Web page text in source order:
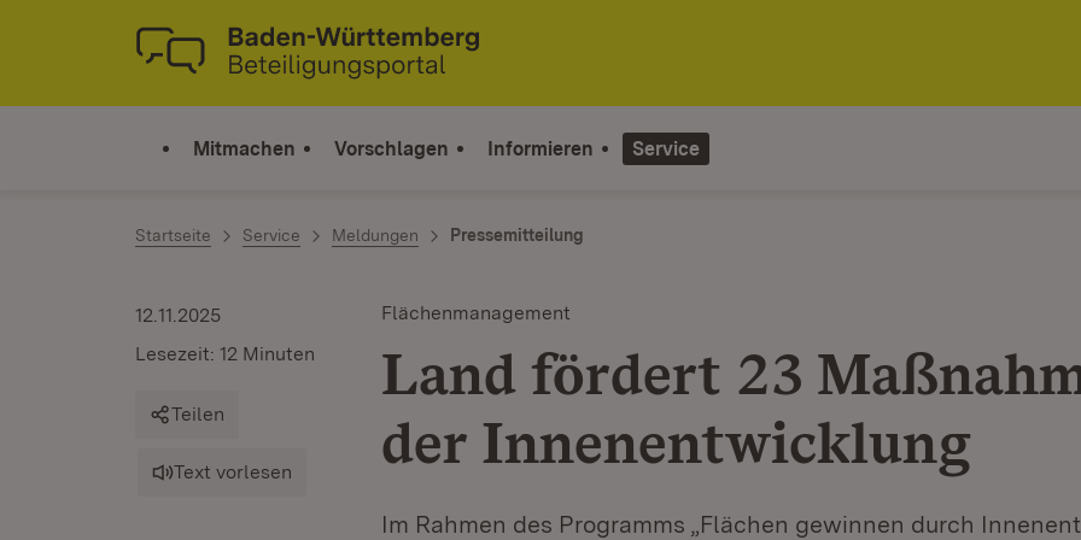
Zum Inhalt springen
Link zur Startseite
Mitmachen Vorschlagen Informieren Service
Startseite Service Meldungen Pressemitteilung
Flächenmanagement
Land fördert 23
der Innenentwicklung
Im Rahmen des Programms „Flächen gewinnen durch
12.11.2025
Lesezeit: 12 Minuten
Teilen
Text vorlesen